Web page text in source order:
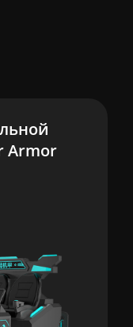
Armor